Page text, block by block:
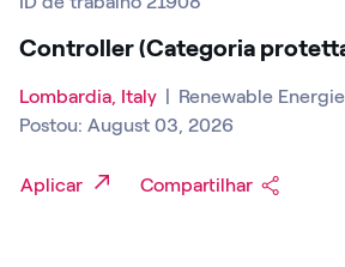
Controller (Categoria
Lombardia, Italy Renewable
Postou: August 03, 2026
Aplicar Compartilhar